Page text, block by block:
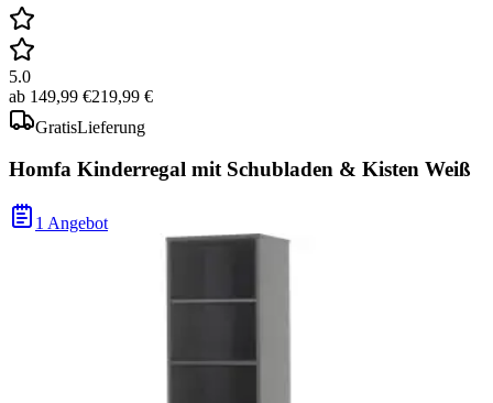
5.0
ab 149,99 €219,99 €
GratisLieferung
Homfa Kinderregal mit Schubladen & Kisten Weiß
1 Angebot